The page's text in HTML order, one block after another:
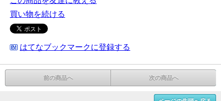
買い物を続ける
はてなブックマークに登録する
前の商品へ 次の商品へ